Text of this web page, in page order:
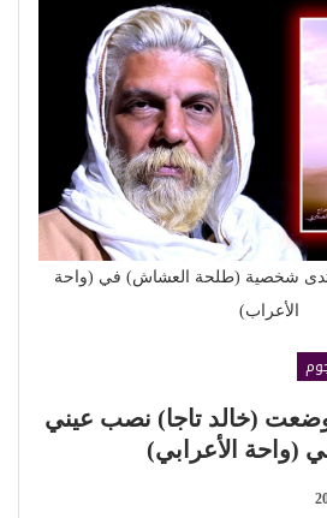
شخصية (طلحة العشاش) في (واحة
الأعراب)
وضعت (خالد تاجا) نصب عيني
(واحة الأعرابي)